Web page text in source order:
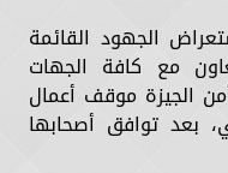
الجهود القائمة
مع كافة الجهات
الجيزة موقف أعمال
بعد توافق أصحابها